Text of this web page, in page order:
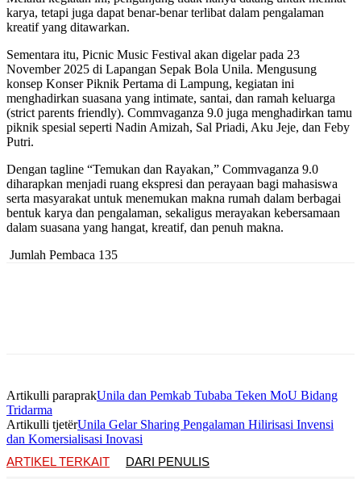
karya, tetapi juga dapat benar-benar terlibat dalam pengalaman
kreatif yang ditawarkan.
Sementara itu, Picnic Music Festival akan digelar pada 23
November 2025 di Lapangan Sepak Bola Unila. Mengusung
konsep Konser Piknik Pertama di Lampung, kegiatan ini
menghadirkan suasana yang intimate, santai, dan ramah keluarga
(strict parents friendly). Commvaganza 9.0 juga menghadirkan tamu
piknik spesial seperti Nadin Amizah, Sal Priadi, Aku Jeje, dan Feby
Putri.
Dengan tagline “Temukan dan Rayakan,” Commvaganza 9.0
diharapkan menjadi ruang ekspresi dan perayaan bagi mahasiswa
serta masyarakat untuk menemukan makna rumah dalam berbagai
bentuk karya dan pengalaman, sekaligus merayakan kebersamaan
dalam suasana yang hangat, kreatif, dan penuh makna.
Jumlah Pembaca 135
Artikulli paraprakUnila dan Pemkab Tubaba Teken MoU Bidang
Tridarma
Artikulli tjetërUnila Gelar Sharing Pengalaman Hilirisasi Invensi
dan Komersialisasi Inovasi
ARTIKEL TERKAIT
DARI PENULIS